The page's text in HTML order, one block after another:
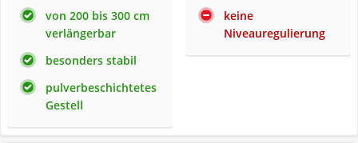
von 200 bis 300 cm
verlängerbar
besonders stabil
pulverbeschichtetes
Gestell
keine
Niveauregulierung